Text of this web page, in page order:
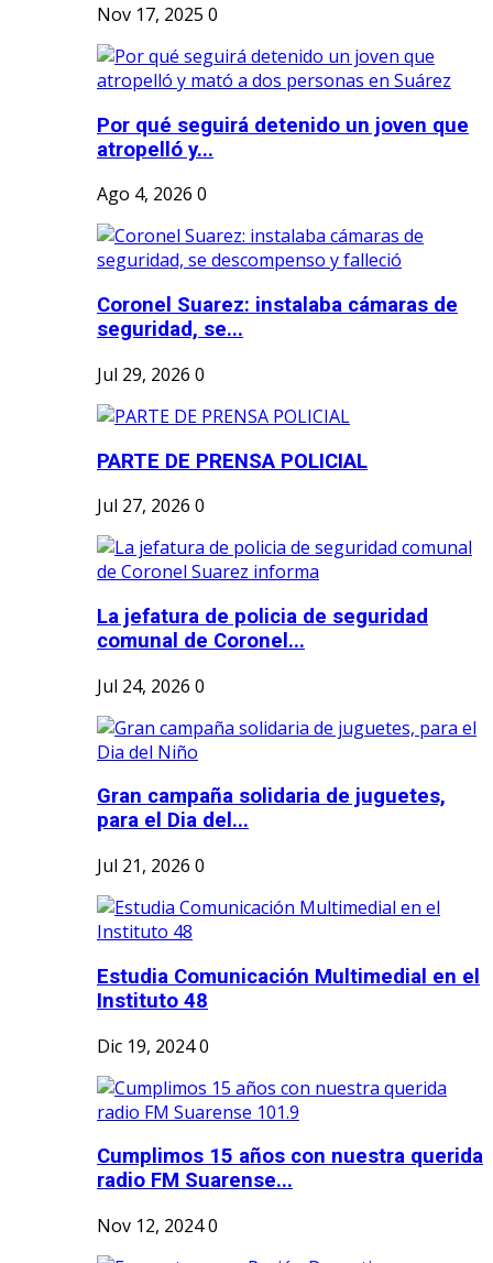
Nov 17, 2025 0
Por qué seguirá detenido un joven que
atropelló y...
Ago 4, 2026 0
Coronel Suarez: instalaba cámaras de
seguridad, se...
Jul 29, 2026 0
PARTE DE PRENSA POLICIAL
Jul 27, 2026 0
La jefatura de policia de seguridad
comunal de Coronel...
Jul 24, 2026 0
Gran campaña solidaria de juguetes,
para el Dia del...
Jul 21, 2026 0
Estudia Comunicación Multimedial en el
Instituto 48
Dic 19, 20240
Cumplimos 15 años con nuestra querida
radio FM Suarense...
Nov 12, 20240